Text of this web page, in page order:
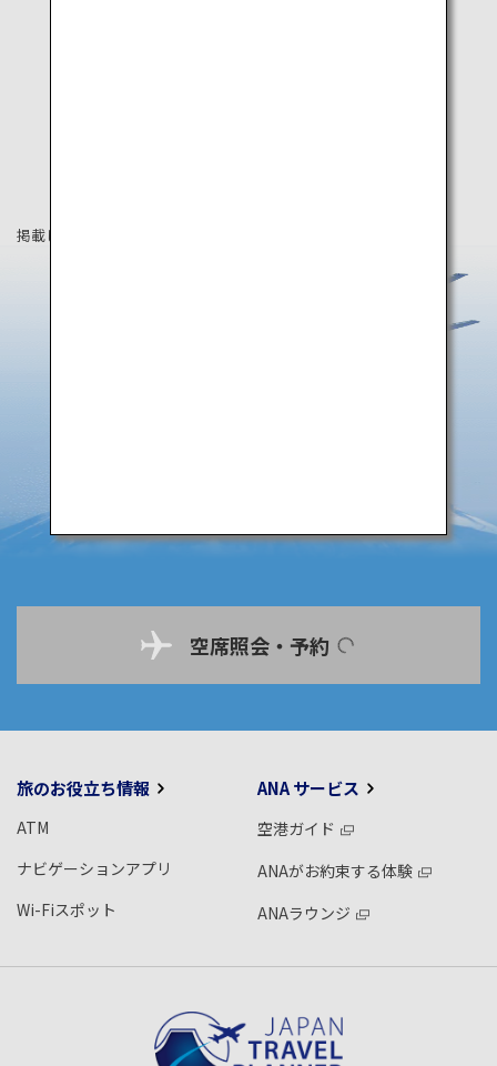
掲載している情報は2019年4月時点の情報です。
空席照会・予約
旅のお役立ち情報
ATM
ナビゲーションアプリ
Wi-Fiスポット
ANA サービス
空港ガイド
ANAがお約束する体験
ANAラウンジ